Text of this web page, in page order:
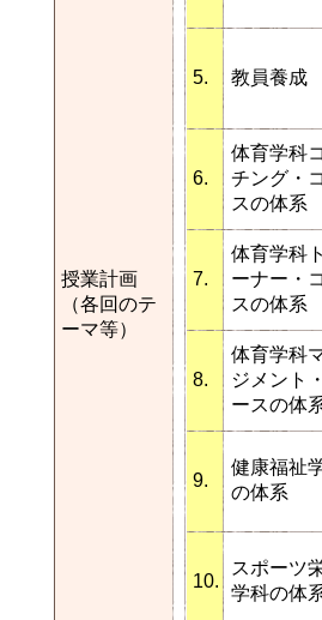
授業計画
（各回のテ
ーマ等）
5. 教員養成
6.
体育学科
チング・
スの体系
7.
体育学科
ーナー・
スの体系
8.
体育学科
ジメント
ースの体
9.
健康福祉
の体系
10.
スポーツ
学科の体